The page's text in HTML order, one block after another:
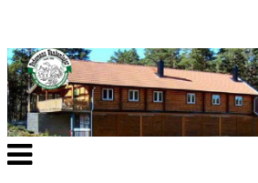
Veksle
navigasjon